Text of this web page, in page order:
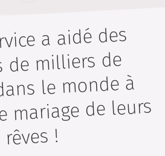
a aidé des
de milliers de
le monde à
mariage de leurs
rêves !